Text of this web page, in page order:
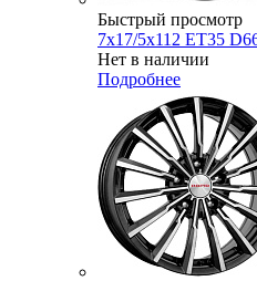
Быстрый просмотр
7x17/5x112 ET35
Нет в наличии
Подробнее